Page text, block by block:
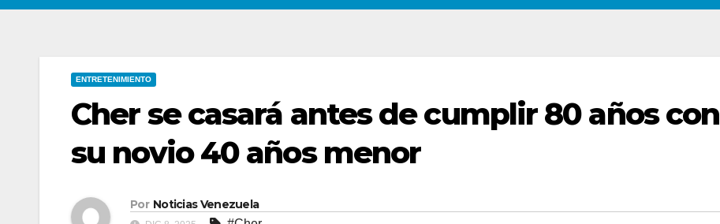
ENTRETENIMIENTO
Cher se casará antes de cumplir 80 años con
su novio 40 años menor
Por Noticias Venezuela